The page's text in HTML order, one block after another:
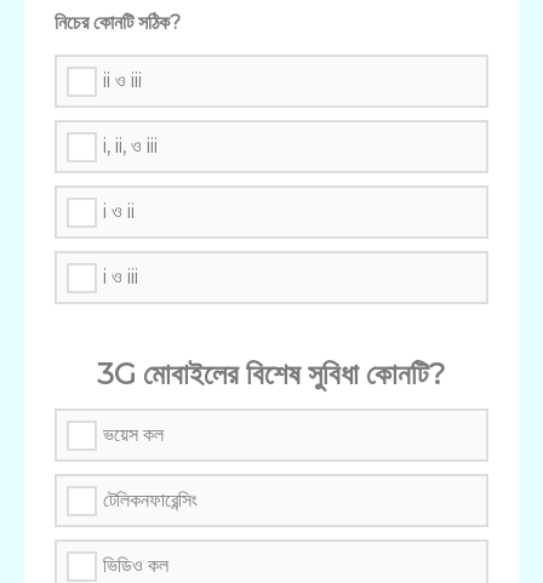
নিচের কোনটি সঠিক?
ii ও iii
i, ii, ও iii
i ও ii
i ও iii
3G মোবাইলের বিশেষ সুবিধা কোনটি?
ভয়েস কল
টেলিকনফারেন্সিং
ভিডিও কল